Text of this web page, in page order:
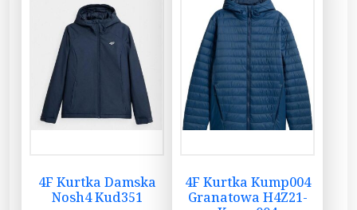
4F Kurtka Damska
Nosh4 Kud351
4F Kurtka Kump004
Granatowa H4Z21-